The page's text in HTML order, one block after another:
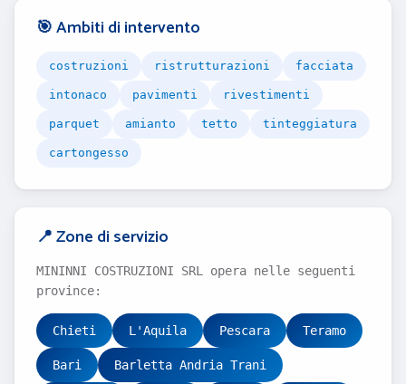
🎯 Ambiti di intervento
costruzioni ristrutturazioni facciata
intonaco pavimenti rivestimenti
parquet amianto tetto tinteggiatura
cartongesso
📍 Zone di servizio
MININNI COSTRUZIONI SRL opera nelle seguenti
province:
Chieti L'Aquila Pescara Teramo
Bari Barletta Andria Trani